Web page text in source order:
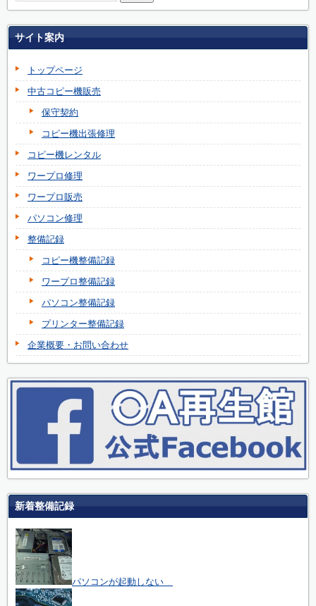
サイト案内
トップページ
中古コピー機販売
保守契約
コピー機出張修理
コピー機レンタル
ワープロ修理
ワープロ販売
パソコン修理
整備記録
コピー機整備記録
ワープロ整備記録
パソコン整備記録
プリンター整備記録
企業概要・お問い合わせ
新着整備記録
パソコンが起動しない